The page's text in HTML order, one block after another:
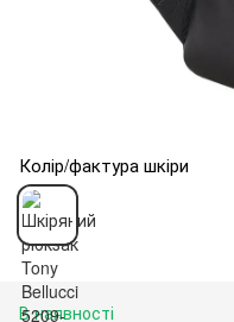
Колір/фактура шкіри
В наявності